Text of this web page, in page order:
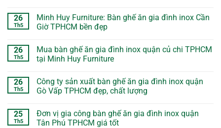
26
Th5
Minh Huy Furniture: Bàn ghế ăn gia đình inox Cần
Giờ TPHCM bền đẹp
26
Th5
Mua bàn ghế ăn gia đình inox quận củ chi TPHCM
tại Minh Huy Furniture
26
Th5
Công ty sản xuất bàn ghế ăn gia đình inox quận
Gò Vấp TPHCM đẹp, chất lượng
25
Th5
Đơn vị gia công bàn ghế ăn gia đình inox quận
Tân Phú TPHCM giá tốt